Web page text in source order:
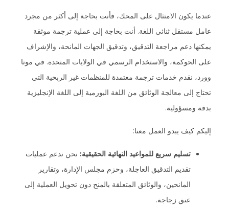
عندما يكون الامتثال على المحك، فأنت بحاجة إلى أكثر من مجرد
عامل مستقل ثنائي اللغة. أنت بحاجة إلى عملية ترجمة موثقة
يمكنها دعم مراجعة التدقيق، وتدقيق الجهات المانحة، والإشراف
على الحوكمة، والاستخدام الرسمي في الولايات المتحدة. في موتا
وورد، نقدم خدمات ترجمة معتمدة للمنظمات غير الربحية التي
تحتاج إلى معالجة الوثائق من اللغة البورمية إلى اللغة الإنجليزية
بدقة ومسؤولية.
إليكم كيف يبدو العمل معنا:
تسليم سريع للمواعيد النهائية الحقيقية: نحن ندعم عمليات
تقديم التدقيق العاجلة، وحزم مجلس الإدارة، وتقارير
المانحين، والوثائق المتعلقة بالمنح دون تحويل العملية إلى
عنق زجاجة.